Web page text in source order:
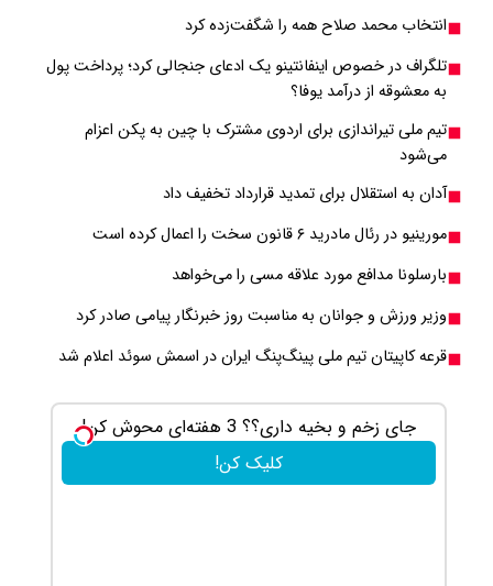
انتخاب محمد صلاح همه را شگفت‌زده کرد
تلگراف در خصوص اینفانتینو یک ادعای جنجالی کرد؛ پرداخت پول
به معشوقه از درآمد یوفا؟
تیم ملی تیراندازی برای اردوی مشترک با چین به پکن اعزام
می‌شود
آدان به استقلال برای تمدید قرارداد تخفیف داد
مورینیو در رئال مادرید ۶ قانون سخت را اعمال کرده است
بارسلونا مدافع مورد علاقه مسی را می‌خواهد
وزیر ورزش و جوانان به مناسبت روز خبرنگار پیامی صادر کرد
قرعه کاپیتان تیم ملی پینگ‌پنگ ایران در اسمش سوئد اعلام شد
جای زخم و بخیه داری؟؟ 3 هفته‌ای محوش کن!
کلیک کن!